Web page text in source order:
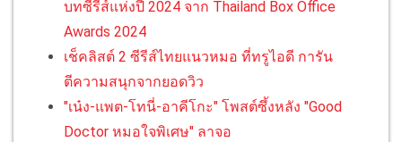
บทซีรีส์แห่งปี 2024 จาก Thailand Box Office
Awards 2024
เช็คลิสต์ 2 ซีรีส์ไทยแนวหมอ ที่ทรูไอดี การัน
ตีความสนุกจากยอดวิว
"เน๋ง-แพต-โทนี่-อาคีโกะ" โพสต์ซึ้งหลัง "Good
Doctor หมอใจพิเศษ" ลาจอ